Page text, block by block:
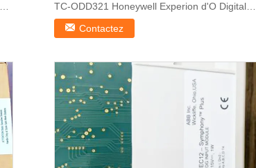
TC-ODD321 Honeywell Experion d'O Digital je
détails ...
Contactez